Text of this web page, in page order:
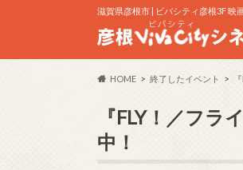
滋賀県彦根市 | ビバシティ彦根3F 映
HOME 終了したイベント
『FLY！／フ
中！